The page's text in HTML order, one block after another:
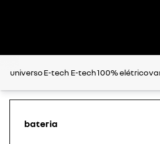
universo E-tech E-tech 100% elétrico
bateria